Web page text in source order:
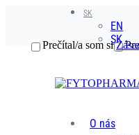
SK
EN
SK
O nás
Prečítal/a som si